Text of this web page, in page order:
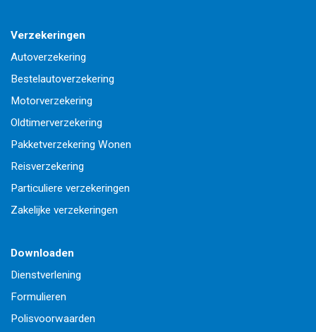
Verzekeringen
Autoverzekering
Bestelautoverzekering
Motorverzekering
Oldtimerverzekering
Pakketverzekering Wonen
Reisverzekering
Particuliere verzekeringen
Zakelijke verzekeringen
Downloaden
Dienstverlening
Formulieren
Polisvoorwaarden